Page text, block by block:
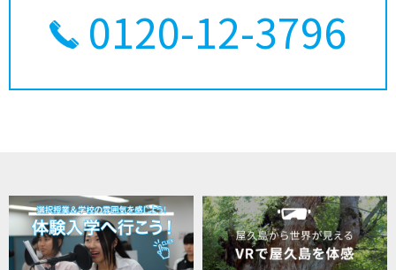
0120-12-3796